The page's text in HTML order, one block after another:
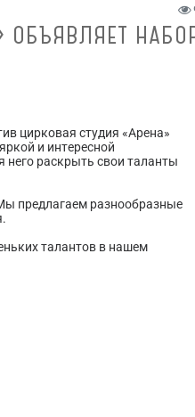
ОБЪЯВЛЯЕТ
цирковая студия «Арена»
и интересной
него раскрыть свои таланты
предлагаем разнообразные
талантов в нашем